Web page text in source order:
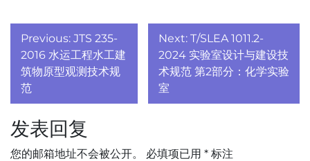
文
章
导
航
Previous: JTS 235-
2016 水运工程水工建
筑物原型观测技术规
范
Next: T/SLEA 1011.2-
2024 实验室设计与建设技
术规范 第2部分：化学实验
室
发表回复
您的邮箱地址不会被公开。 必填项已用 * 标注